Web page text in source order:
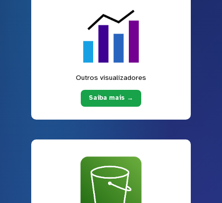
Outros visualizadores
Saiba mais →